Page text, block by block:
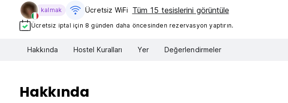
kalmak Ücretsiz WiFi Tüm 15 tesislerini görüntüle
Ücretsiz iptal için 8 günden daha öncesinden rezervasyon yaptırın.
Hakkında Hostel Kuralları Yer Değerlendirmeler
Hakkında